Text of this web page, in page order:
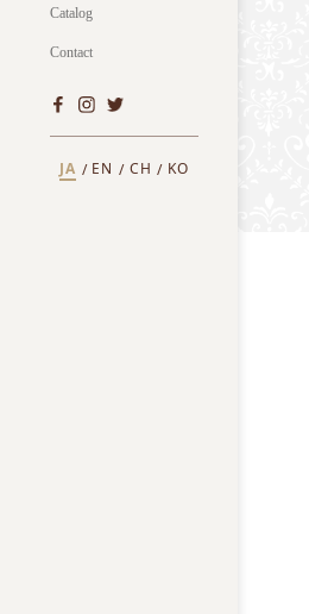
Catalog
Contact
JA EN CH KO